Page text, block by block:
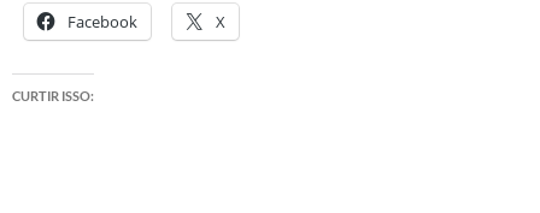
Facebook X
CURTIR ISSO: